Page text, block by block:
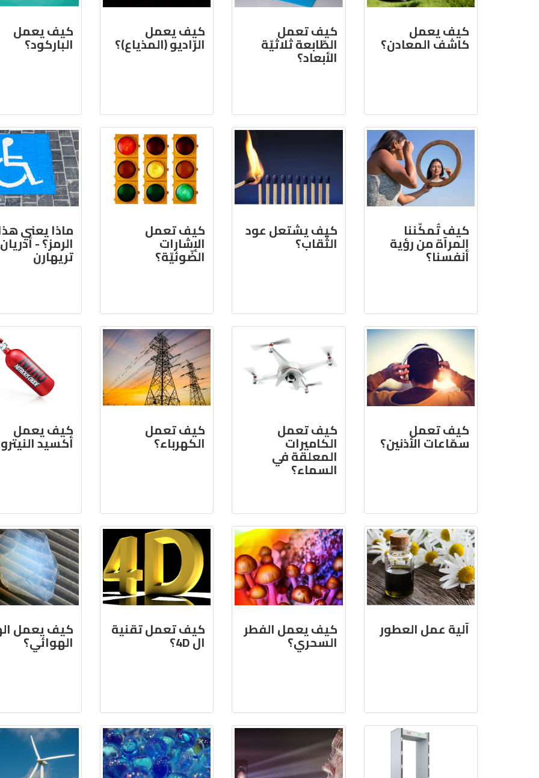
كيف يعمل
كاشف المعادن؟
كيف تعمل
الطّابعة ثلاثيّة
الأبعاد؟
كيف يعمل
الرّاديو (المذياع)؟
كيف يعمل
الباركود؟
كيف تُمكّننا
المرآة من رؤية
أنفسنا؟
كيف يشتعل عود
الثّقاب؟
كيف تعمل
الإشارات
الضّوئيّة؟
ماذا يعني
الرمز؟ - أدريان
تريهارن
كيف تعمل
سمّاعات الأذنين؟
كيف تعمل
الكاميرات
المعلقة في
السماء؟
كيف تعمل
الكهرباء؟
كيف يعمل
أكسيد
آلية عمل العطور كيف يعمل الفطر
السحري؟
كيف تعمل تقنية
ال 4D؟
كيف يعمل
الهوائي؟